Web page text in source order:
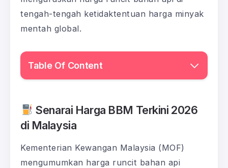
tengah-tengah ketidaktentuan harga minyak
mentah global.
Table Of Content
Senarai Harga BBM Terkini 2026
di Malaysia
Kementerian Kewangan Malaysia (MOF)
mengumumkan harga runcit bahan api